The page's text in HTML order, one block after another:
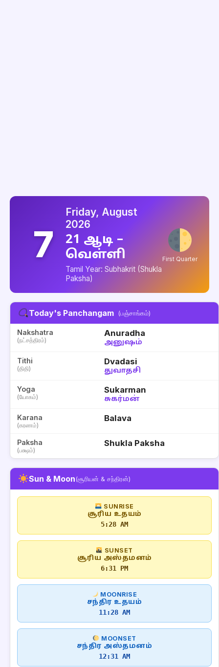
7
Friday, August
2026
21 ஆடி –
வெள்ளி
Tamil Year: Subhakrit (Shukla
Paksha)
First Quarter
Today's Panchangam (பஞ்சாங்கம்)
Nakshatra
(நட்சத்திரம்)
Anuradha
அனுஷம்
Tithi
(திதி)
Dvadasi
துவாதசி
Yoga
(யோகம்)
Sukarman
சுகர்மன்
Karana
(கரணம்)
Balava
Paksha
(பக்ஷம்)
Shukla Paksha
Sun & Moon(சூரியன் & சந்திரன்)
SUNRISE
சூரிய உதயம்
5:28 AM
SUNSET
சூரிய அஸ்தமனம்
6:31 PM
MOONRISE
சந்திர உதயம்
11:28 AM
MOONSET
சந்திர அஸ்தமனம்
12:31 AM